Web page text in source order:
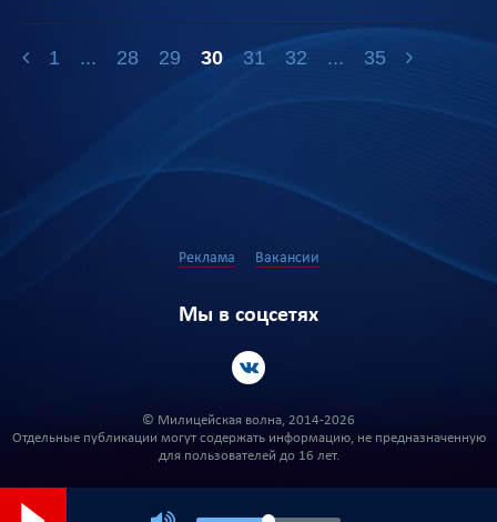
1 ... 28 29 30 31 32 ... 35
Реклама Вакансии
Мы в соцсетях
© Милицейская волна, 2014-2026
Отдельные публикации могут содержать информацию, не предназначенную
для пользователей до 16 лет.